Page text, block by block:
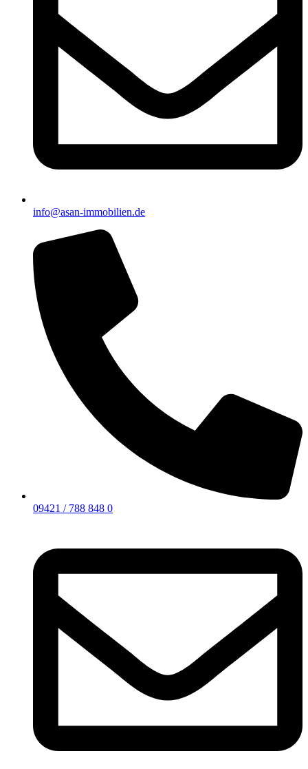
info@asan-immobilien.de
09421 / 788 848 0